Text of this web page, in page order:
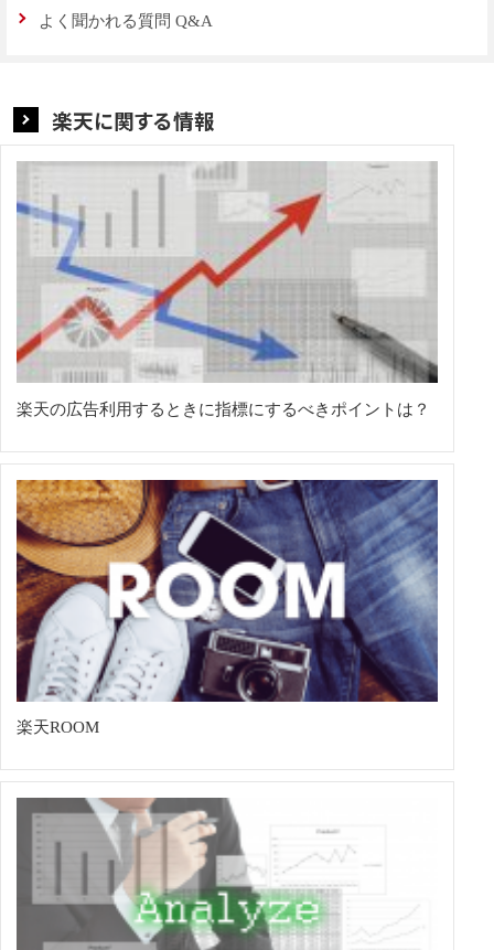
よく聞かれる質問 Q&A
楽天に関する情報
楽天の広告利用するときに指標にするべきポイントは？
楽天ROOM